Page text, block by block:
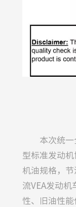
本次统一全
型标准发动
机油规格，
流VEA发动
性、旧油性能